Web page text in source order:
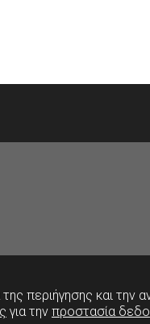
περιήγησης και την
για την προστασία